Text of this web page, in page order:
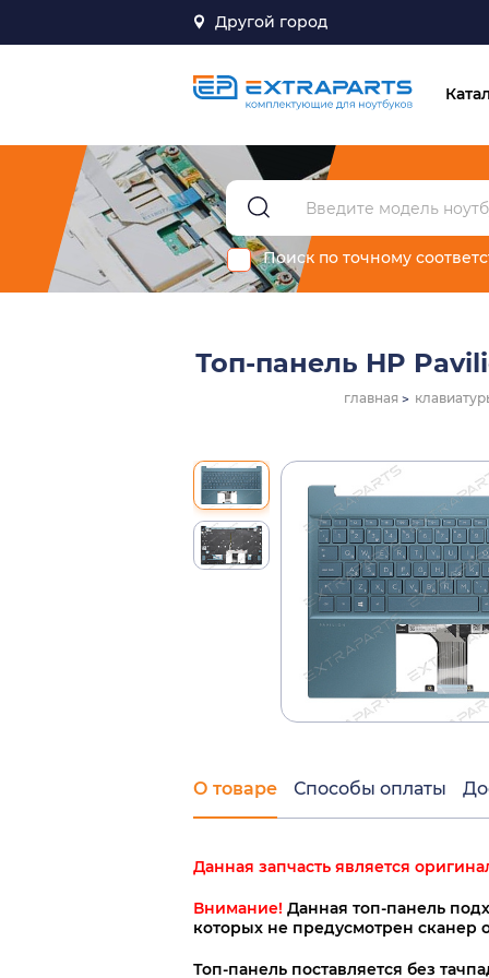
Другой город
Поиск по точному
Топ-панель HP
главная
О товаре Способы оплаты
Данная запчасть является
Внимание! Данная топ-панель
которых не предусмотрен сканер
Топ-панель поставляется без